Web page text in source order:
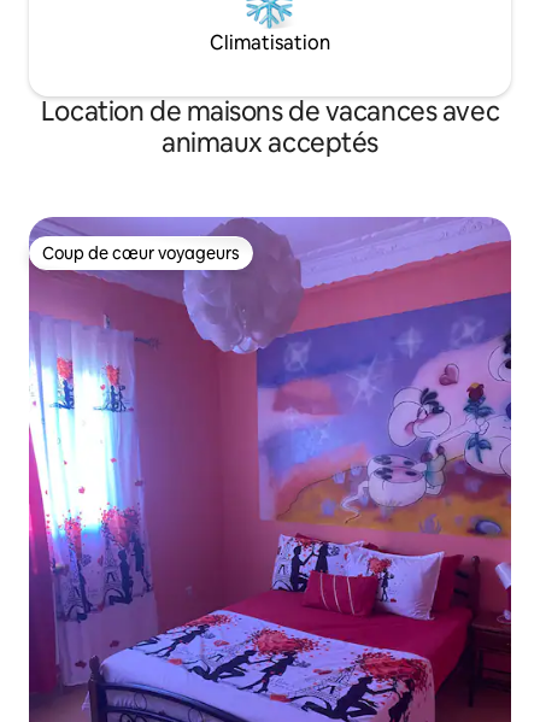
Climatisation
Location de maisons de vacances avec
animaux acceptés
Coup de cœur voyageurs
Coup de cœur voyageurs